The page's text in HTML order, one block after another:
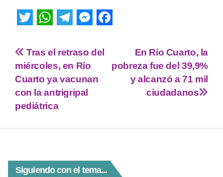
w
i
t
t
e
h
a
t
s
A
e
l
e
g
r
e
s
s
e
r
a
e
En Río Cuarto, la
pobreza fue del 39,9%
y alcanzó a 71 mil
ciudadanos
Tras el retraso del
miércoles, en Río
Cuarto ya vacunan
con la antrigripal
pediátrica
Siguiendo con el tema...